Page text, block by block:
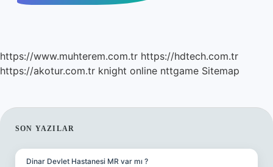
https://www.muhterem.com.tr https://hdtech.com.tr
https://akotur.com.tr knight online nttgame Sitemap
SIDEBAR
SON YAZILAR
Dinar Devlet Hastanesi MR var mı ?